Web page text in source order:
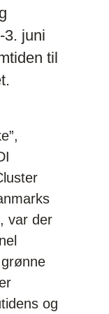
3. juni
til
var der
og